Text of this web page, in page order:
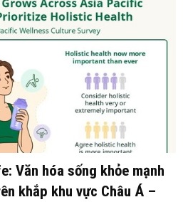
Văn hóa sống khỏe mạnh
khắp khu vực Châu Á –